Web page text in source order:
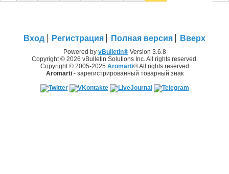
Вход Регистрация Полная версия Вверх
Powered by vBulletin®Version 3.6.8
Copyright © 2026 vBulletin Solutions Inc. All rights reserved.
Copyright © 2005-2025 Aromarti® All rights reserved
Aromarti- зарегистрированный товарный знак